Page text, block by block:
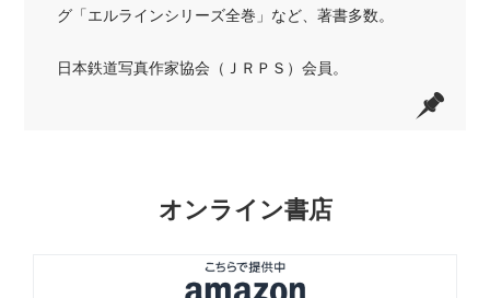
グ「エルラインシリーズ全巻」など、著書多数。
日本鉄道写真作家協会（ＪＲＰＳ）会員。
オンライン書店